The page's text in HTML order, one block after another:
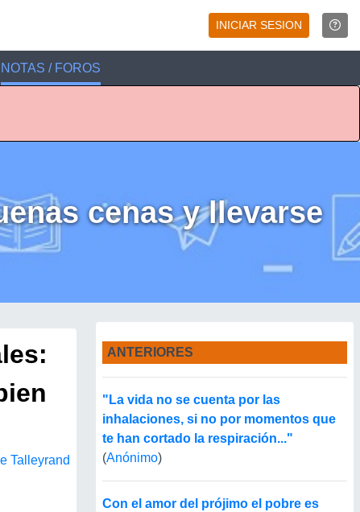
INICIAR SESION
NOTAS / FOROS
cenas y llevarse
Talleyrand
ANTERIORES
"La vida no se cuenta por las
inhalaciones, si no por momentos que
te han cortado la respiración..."
(Anónimo)
Con el amor del prójimo el pobre es